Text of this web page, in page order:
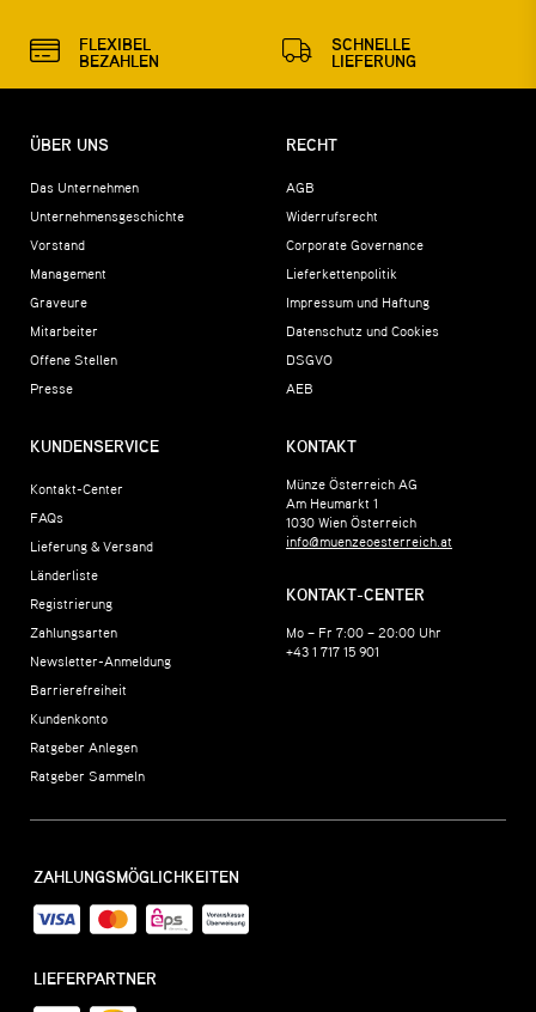
FLEXIBEL
BEZAHLEN
SCHNELLE
LIEFERUNG
ÜBER UNS
Das Unternehmen
Unternehmensgeschichte
Vorstand
Management
Graveure
Mitarbeiter
Offene Stellen
Presse
RECHT
AGB
Widerrufsrecht
Corporate Governance
Lieferkettenpolitik
Impressum und Haftung
Datenschutz und Cookies
DSGVO
AEB
KUNDENSERVICE
Kontakt-Center
FAQs
Lieferung & Versand
Länderliste
Registrierung
Zahlungsarten
Newsletter-Anmeldung
Barrierefreiheit
Kundenkonto
Ratgeber Anlegen
Ratgeber Sammeln
KONTAKT
Münze Österreich AG
Am Heumarkt 1
1030 Wien Österreich
info@muenzeoesterreich.at
KONTAKT-CENTER
Mo – Fr 7:00 – 20:00 Uhr
+43 1 717 15 901
ZAHLUNGSMÖGLICHKEITEN
LIEFERPARTNER